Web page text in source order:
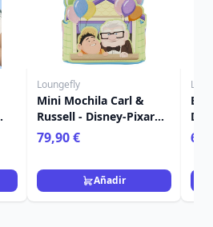
Loungefly
Mini Mochila Carl &
Russell - Disney-Pixar
Loungefly Up
79,90 €
Añadir
Up